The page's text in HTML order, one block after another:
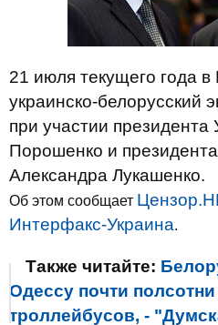
21 июля текущего года в
украинско-белорусский
при участии
Порошенко и
Александра Лукашенко.
Об этом сообщает
Интерфакс-Украина.
Также читайте:
Одессу почти
троллейбусов, -